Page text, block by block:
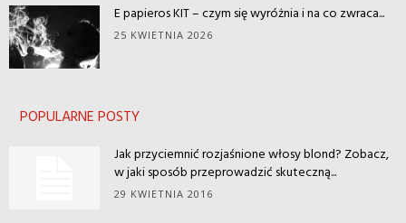
E papieros KIT – czym się wyróżnia i na co zwraca...
25 KWIETNIA 2026
POPULARNE POSTY
Jak przyciemnić rozjaśnione włosy blond? Zobacz,
w jaki sposób przeprowadzić skuteczną...
29 KWIETNIA 2016